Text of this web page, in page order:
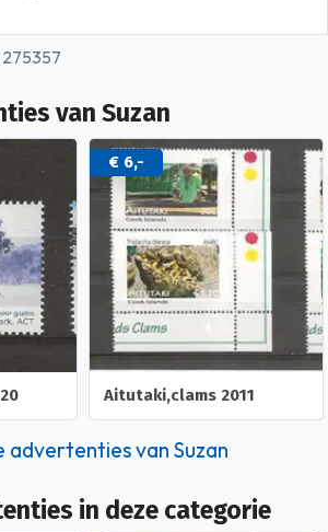
van Suzan
€ 6,-
Aitutaki,clams 2011
advertenties van Suzan
in deze categorie